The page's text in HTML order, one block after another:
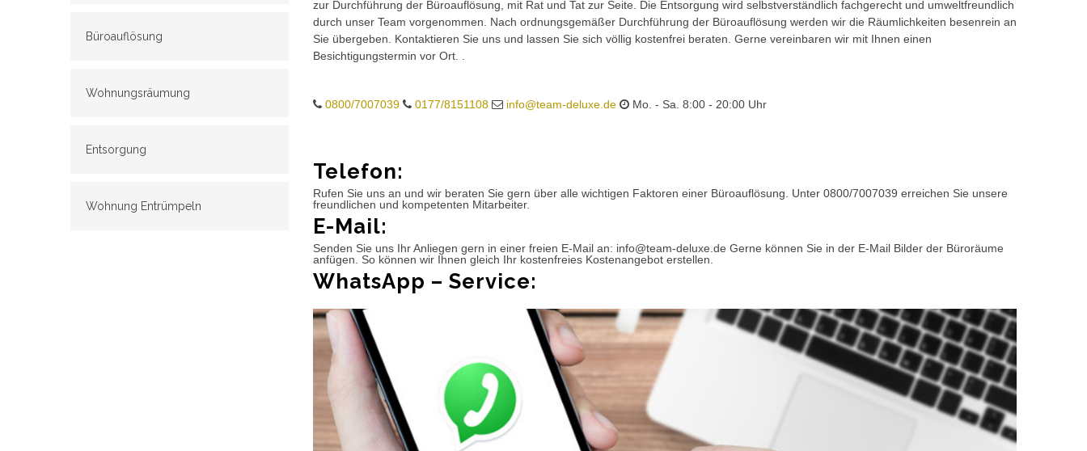
Büroauflösung
Wohnungsräumung
Entsorgung
Wohnung Entrümpeln
zur Durchführung der Büroauflösung, mit Rat und Tat zur Seite. Die Entsorgung wird selbstverständlich fachgerecht und umweltfreundlich
durch unser Team vorgenommen. Nach ordnungsgemäßer Durchführung der Büroauflösung werden wir die Räumlichkeiten besenrein an
Sie übergeben. Kontaktieren Sie uns und lassen Sie sich völlig kostenfrei beraten. Gerne vereinbaren wir mit Ihnen einen
Besichtigungstermin vor Ort. .
0800/7007039 0177/8151108 info@team-deluxe.de Mo. - Sa. 8:00 - 20:00 Uhr
Telefon:
Rufen Sie uns an und wir beraten Sie gern über alle wichtigen Faktoren einer Büroauflösung. Unter 0800/7007039 erreichen Sie unsere
freundlichen und kompetenten Mitarbeiter.
E-Mail:
Senden Sie uns Ihr Anliegen gern in einer freien E-Mail an: info@team-deluxe.de Gerne können Sie in der E-Mail Bilder der Büroräume
anfügen. So können wir Ihnen gleich Ihr kostenfreies Kostenangebot erstellen.
WhatsApp – Service: